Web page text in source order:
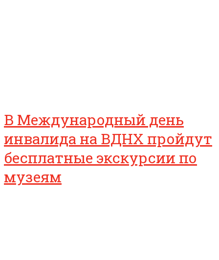
В Международный день
инвалида на ВДНХ пройдут
бесплатные экскурсии по
музеям